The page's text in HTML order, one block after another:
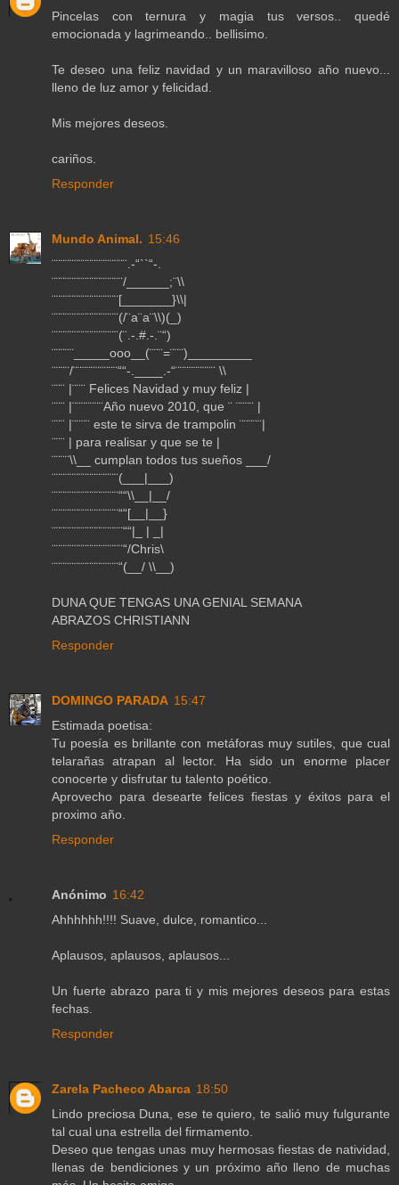
Pincelas con ternura y magia tus versos.. quedé
emocionada y lagrimeando.. bellisimo.
Te deseo una feliz navidad y un maravilloso año nuevo...
lleno de luz amor y felicidad.
Mis mejores deseos.
cariños.
Responder
Mundo Animal. 15:46
¨¨¨¨¨¨¨¨¨¨¨¨¨¨¨¨¨.-“``“-.
¨¨¨¨¨¨¨¨¨¨¨¨¨¨¨¨/______;¨\\
¨¨¨¨¨¨¨¨¨¨¨¨¨¨¨[_______}\\|
¨¨¨¨¨¨¨¨¨¨¨¨¨¨¨(/¨a¨a¨\\)(_)
¨¨¨¨¨¨¨¨¨¨¨¨¨¨¨(¨.-.#.-.¨“)
¨¨¨¨¨_____ooo__(¨¨¨=¨¨¨)_________
¨¨¨¨/¨¨¨¨¨¨¨¨¨¨““-.____.-“¨¨¨¨¨¨¨¨¨ \\
¨¨¨ |¨¨¨ Felices Navidad y muy feliz |
¨¨¨ |¨¨¨¨¨¨¨Año nuevo 2010, que ¨ ¨¨¨¨ |
¨¨¨ |¨¨¨¨ este te sirva de trampolin ¨¨¨¨¨|
¨¨¨ | para realisar y que se te |
¨¨¨¨\\__ cumplan todos tus sueños ___/
¨¨¨¨¨¨¨¨¨¨¨¨¨¨¨(___|___)
¨¨¨¨¨¨¨¨¨¨¨¨¨¨¨““\\__|__/
¨¨¨¨¨¨¨¨¨¨¨¨¨¨¨““[__|__}
¨¨¨¨¨¨¨¨¨¨¨¨¨¨¨¨““|_ | _|
¨¨¨¨¨¨¨¨¨¨¨¨¨¨¨¨“/Chris\
¨¨¨¨¨¨¨¨¨¨¨¨¨¨¨“(__/ \\__)
DUNA QUE TENGAS UNA GENIAL SEMANA
ABRAZOS CHRISTIANN
Responder
DOMINGO PARADA 15:47
Estimada poetisa:
Tu poesía es brillante con metáforas muy sutiles, que cual
telarañas atrapan al lector. Ha sido un enorme placer
conocerte y disfrutar tu talento poético.
Aprovecho para desearte felices fiestas y éxitos para el
proximo año.
Responder
Anónimo 16:42
Ahhhhhh!!!! Suave, dulce, romantico...
Aplausos, aplausos, aplausos...
Un fuerte abrazo para ti y mis mejores deseos para estas
fechas.
Responder
Zarela Pacheco Abarca 18:50
Lindo preciosa Duna, ese te quiero, te salió muy fulgurante
tal cual una estrella del firmamento.
Deseo que tengas unas muy hermosas fiestas de natividad,
llenas de bendiciones y un próximo año lleno de muchas